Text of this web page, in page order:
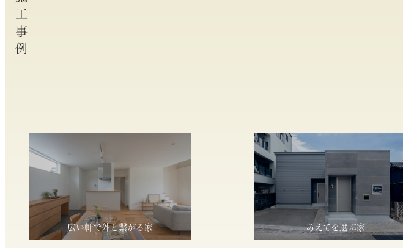
施工事例
広い軒で外と繋がる家 あえてを選ぶ家